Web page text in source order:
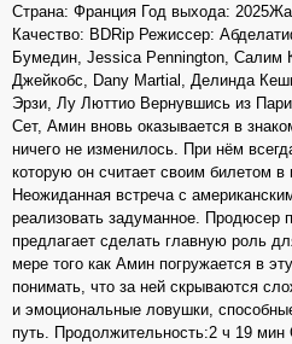
Страна: Франция Год выхода:
Качество: BDRip Режиссер:
Бумедин, Jessica Pennington,
Джейкобс, Dany Martial, Делинда
Эрзи, Лу Люттио Вернувшись из
Сет, Амин вновь оказывается в
ничего не изменилось. При нём
которую он считает своим билетом в
Неожиданная встреча с
реализовать задуманное. Продюсер
предлагает сделать главную роль
мере того как Амин погружается в
понимать, что за ней скрываются
и эмоциональные ловушки,
путь. Продолжительность:2 ч 19